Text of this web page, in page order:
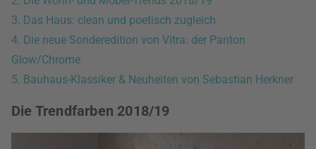
3. Das Haus: clean und poetisch zugleich
4. Die neue Sonderedition von Vitra: der Panton
Glow/Chrome
5. Bauhaus-Klassiker & Neuheiten von Sebastian Herkner
Die Trendfarben 2018/19